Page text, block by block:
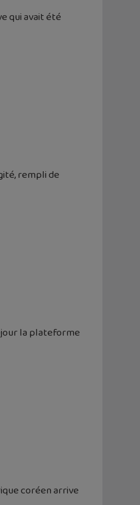
qui avait été
rempli de
jour la plateforme
coréen arrive